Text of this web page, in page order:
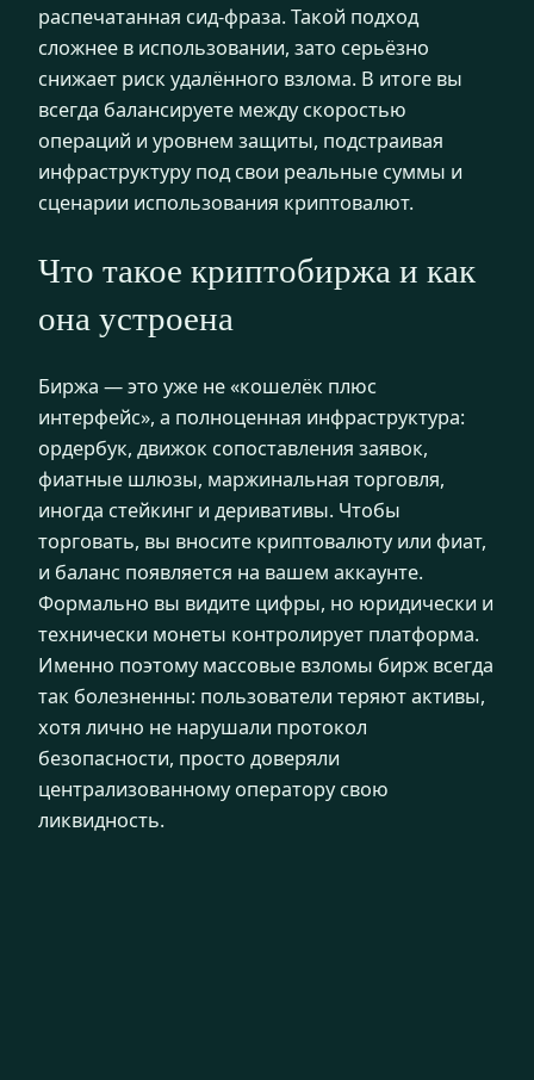
распечатанная сид-фраза. Такой подход
сложнее в использовании, зато серьёзно
снижает риск удалённого взлома. В итоге вы
всегда балансируете между скоростью
операций и уровнем защиты, подстраивая
инфраструктуру под свои реальные суммы и
сценарии использования криптовалют.
Что такое криптобиржа и как
она устроена
Биржа — это уже не «кошелёк плюс
интерфейс», а полноценная инфраструктура:
ордербук, движок сопоставления заявок,
фиатные шлюзы, маржинальная торговля,
иногда стейкинг и деривативы. Чтобы
торговать, вы вносите криптовалюту или фиат,
и баланс появляется на вашем аккаунте.
Формально вы видите цифры, но юридически и
технически монеты контролирует платформа.
Именно поэтому массовые взломы бирж всегда
так болезненны: пользователи теряют активы,
хотя лично не нарушали протокол
безопасности, просто доверяли
централизованному оператору свою
ликвидность.